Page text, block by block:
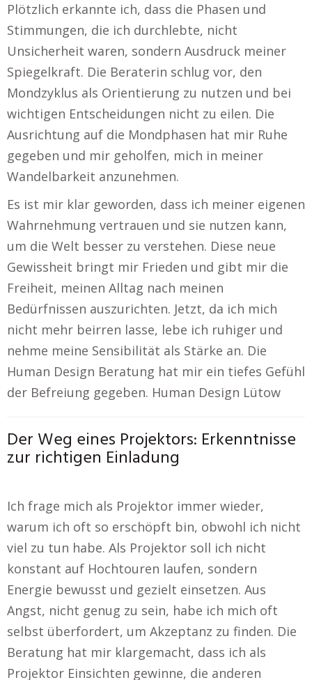
Plötzlich erkannte ich, dass die Phasen und
Stimmungen, die ich durchlebte, nicht
Unsicherheit waren, sondern Ausdruck meiner
Spiegelkraft. Die Beraterin schlug vor, den
Mondzyklus als Orientierung zu nutzen und bei
wichtigen Entscheidungen nicht zu eilen. Die
Ausrichtung auf die Mondphasen hat mir Ruhe
gegeben und mir geholfen, mich in meiner
Wandelbarkeit anzunehmen.
Es ist mir klar geworden, dass ich meiner eigenen
Wahrnehmung vertrauen und sie nutzen kann,
um die Welt besser zu verstehen. Diese neue
Gewissheit bringt mir Frieden und gibt mir die
Freiheit, meinen Alltag nach meinen
Bedürfnissen auszurichten. Jetzt, da ich mich
nicht mehr beirren lasse, lebe ich ruhiger und
nehme meine Sensibilität als Stärke an. Die
Human Design Beratung hat mir ein tiefes Gefühl
der Befreiung gegeben. Human Design Lütow
Der Weg eines Projektors: Erkenntnisse
zur richtigen Einladung
Ich frage mich als Projektor immer wieder,
warum ich oft so erschöpft bin, obwohl ich nicht
viel zu tun habe. Als Projektor soll ich nicht
konstant auf Hochtouren laufen, sondern
Energie bewusst und gezielt einsetzen. Aus
Angst, nicht genug zu sein, habe ich mich oft
selbst überfordert, um Akzeptanz zu finden. Die
Beratung hat mir klargemacht, dass ich als
Projektor Einsichten gewinne, die anderen